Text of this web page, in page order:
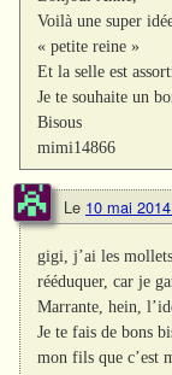
Voilà une super
« petite reine »
Et la selle est
Je te souhaite un
Bisous
mimi14866
Le 10 mai
gigi, j’ai les
rééduquer, car je
Marrante, hein,
Je te fais de bons
mon fils que c’est